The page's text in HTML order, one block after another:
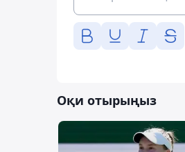
Оқи отырыңыз